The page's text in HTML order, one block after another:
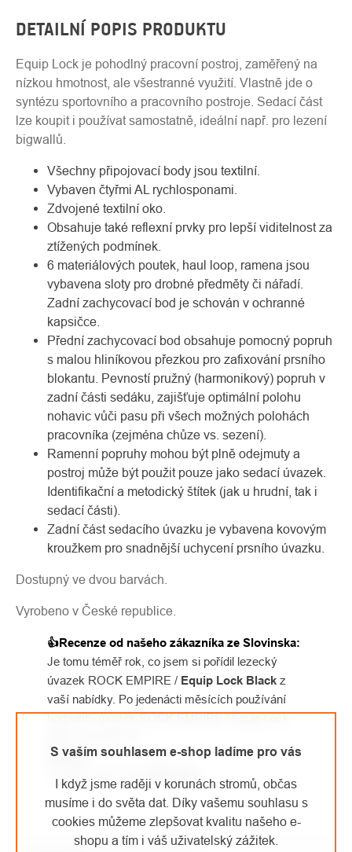
S vaším souhlasem e-shop ladíme pro vás
I když jsme raději v korunách stromů, občas
musíme i do světa dat. Díky vašemu souhlasu s
cookies můžeme zlepšovat kvalitu našeho e-
shopu a tím i váš uživatelský zážitek.
DETAILNÍ POPIS PRODUKTU
Equip Lock je pohodlný pracovní postroj, zaměřený na
nízkou hmotnost, ale všestranné využití. Vlastně jde o
syntézu sportovního a pracovního postroje. Sedací část
lze koupit i používat samostatně, ideální např. pro lezení
bigwallů.
Všechny připojovací body jsou textilní.
Vybaven čtyřmi AL rychlosponami.
Zdvojené textilní oko.
Obsahuje také reflexní prvky pro lepší viditelnost za
ztížených podmínek.
6 materiálových poutek, haul loop, ramena jsou
vybavena sloty pro drobné předměty či nářadí.
Zadní zachycovací bod je schován v ochranné
kapsičce.
Přední zachycovací bod obsahuje pomocný popruh
s malou hliníkovou přezkou pro zafixování prsního
blokantu. Pevností pružný (harmonikový) popruh v
zadní části sedáku, zajišťuje optimální polohu
nohavic vůči pasu při všech možných polohách
pracovníka (zejména chůze vs. sezení).
Ramenní popruhy mohou být plně odejmuty a
postroj může být použit pouze jako sedací úvazek.
Identifikační a metodický štítek (jak u hrudní, tak i
sedací části).
Zadní část sedacího úvazku je vybavena kovovým
kroužkem pro snadnější uchycení prsního úvazku.
Dostupný ve dvou barvách.
Vyrobeno v České republice.
👍Recenze od našeho zákazníka ze Slovinska:
Je tomu téměř rok, co jsem si pořídil lezecký
úvazek ROCK EMPIRE / Equip Lock Black z
vaší nabídky. Po jedenácti měsících používání
hodnotím úvazek ROCK EMPIRE / Equip Lock
Design...